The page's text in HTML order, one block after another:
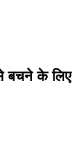
बचने के लिए